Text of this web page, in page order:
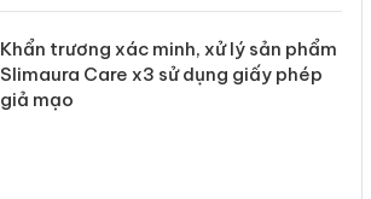
Khẩn trương xác minh, xử lý sản phẩm
Slimaura Care x3 sử dụng giấy phép
giả mạo